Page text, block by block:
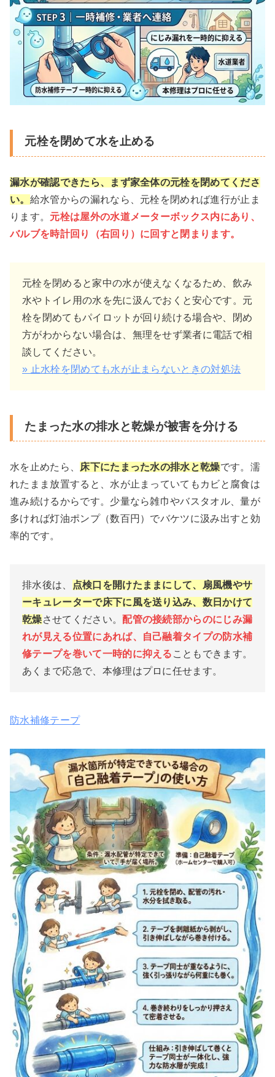
元栓を閉めて水を止める
漏水が確認できたら、まず家全体の元栓を閉めてくださ
い。 給水管からの漏れなら、元栓を閉めれば進行が止ま
ります。 元栓は屋外の水道メーターボックス内にあり、
バルブを時計回り（右回り）に回すと閉まります。
元栓を閉めると家中の水が使えなくなるため、飲み
水やトイレ用の水を先に汲んでおくと安心です。元
栓を閉めてもパイロットが回り続ける場合や、閉め
方がわからない場合は、無理をせず業者に電話で相
談してください。
» 止水栓を閉めても水が止まらないときの対処法
たまった水の排水と乾燥が被害を分ける
水を止めたら、 床下にたまった水の排水と乾燥です。濡
れたまま放置すると、水が止まっていてもカビと腐食は
進み続けるからです。少量なら雑巾やバスタオル、量が
多ければ灯油ポンプ（数百円）でバケツに汲み出すと効
率的です。
排水後は、
点検口を開けたままにして、扇風機やサ
ーキュレーターで床下に風を送り込み、数日かけて
乾燥させてください。配管の接続部からのにじみ漏
れが見える位置にあれば、自己融着タイプの防水補
修テープを巻いて一時的に抑える こともできます。
あくまで応急で、本修理はプロに任せます。
防水補修テープ